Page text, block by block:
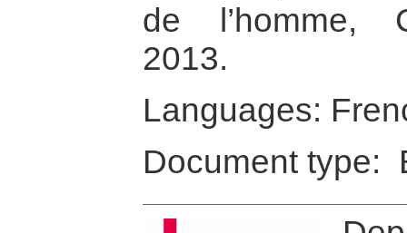
de l’homme,
2013.
Languages:
Document type: